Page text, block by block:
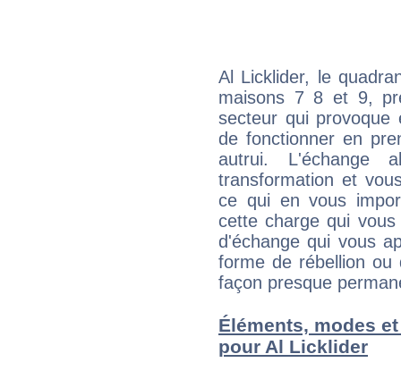
Al Licklider, le
maisons 7 8 et 9,
secteur qui provoque
de fonctionner en
autrui. L'échange
transformation et
ce qui en vous
cette charge qui
d'échange qui vous
forme de rébellion ou
façon presque
Éléments, modes
pour Al Licklider